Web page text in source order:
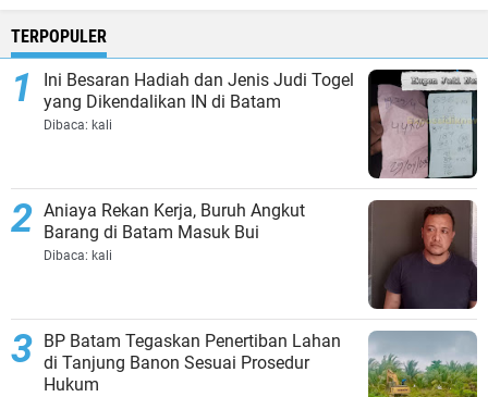
TERPOPULER
Ini Besaran Hadiah dan Jenis Judi Togel
yang Dikendalikan IN di Batam
Dibaca: kali
Aniaya Rekan Kerja, Buruh Angkut
Barang di Batam Masuk Bui
Dibaca: kali
BP Batam Tegaskan Penertiban Lahan
di Tanjung Banon Sesuai Prosedur
Hukum